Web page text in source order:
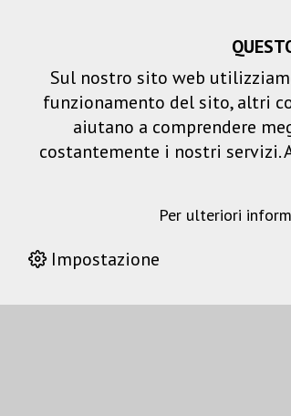
04 ANNI COVERPLUS ON-SITE PER
Sul nostro sito web
funzionamento del sito, altri
aiutano a comprendere
costantemente i nostri servizi.
Per ulteriori
Impostazione